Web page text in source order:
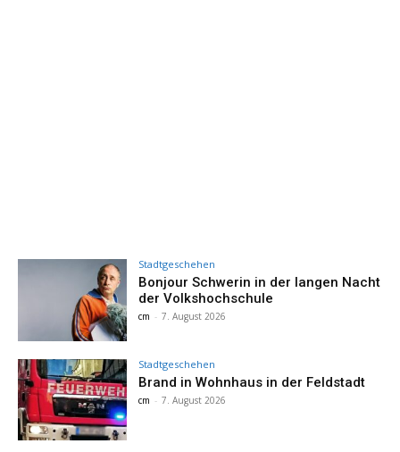
Stadtgeschehen
Bonjour Schwerin in der langen Nacht
der Volkshochschule
cm - 7. August 2026
Stadtgeschehen
Brand in Wohnhaus in der Feldstadt
cm - 7. August 2026